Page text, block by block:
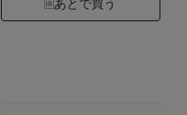
あとで買う